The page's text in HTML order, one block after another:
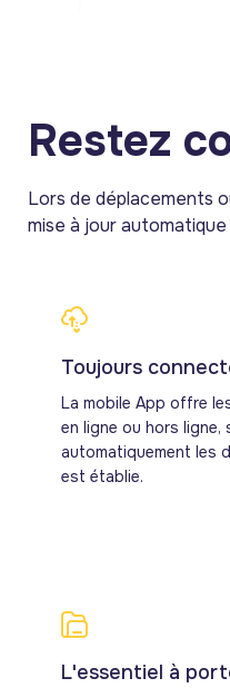
Restez
Lors de déplacements
mise à jour
Toujours
La mobile App offre
en ligne ou hors ligne,
automatiquement les
est établie.
L'essentiel à